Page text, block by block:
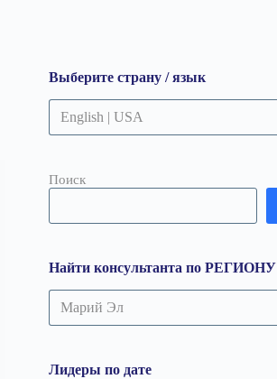
Выберите страну / язык
Поиск
Найти консультанта по РЕГИОНУ
Найти
консультанта
по
Лидеры по дате